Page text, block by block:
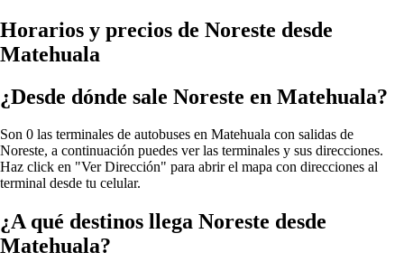
Horarios y precios de Noreste desde
Matehuala
¿Desde dónde sale Noreste en Matehuala?
Son 0 las terminales de autobuses en Matehuala con salidas de
Noreste, a continuación puedes ver las terminales y sus direcciones.
Haz click en "Ver Dirección" para abrir el mapa con direcciones al
terminal desde tu celular.
¿A qué destinos llega Noreste desde
Matehuala?